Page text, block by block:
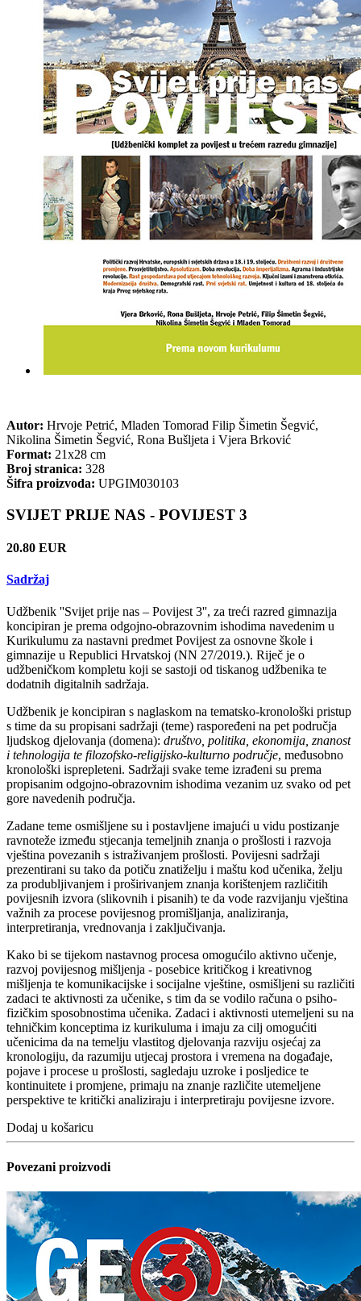
Autor: Hrvoje Petrić, Mladen Tomorad Filip Šimetin Šegvić,
Nikolina Šimetin Šegvić, Rona Bušljeta i Vjera Brković
Format: 21x28 cm
Broj stranica: 328
Šifra proizvoda: UPGIM030103
SVIJET PRIJE NAS - POVIJEST 3
20.80 EUR
Sadržaj
Udžbenik ''Svijet prije nas – Povijest 3'', za treći razred gimnazija
koncipiran je prema odgojno-obrazovnim ishodima navedenim u
Kurikulumu za nastavni predmet Povijest za osnovne škole i
gimnazije u Republici Hrvatskoj (NN 27/2019.). Riječ je o
udžbeničkom kompletu koji se sastoji od tiskanog udžbenika te
dodatnih digitalnih sadržaja.
Udžbenik je koncipiran s naglaskom na tematsko-kronološki pristup
s time da su propisani sadržaji (teme) raspoređeni na pet područja
ljudskog djelovanja (domena): društvo, politika, ekonomija, znanost
i tehnologija te filozofsko-religijsko-kulturno područje, međusobno
kronološki isprepleteni. Sadržaji svake teme izrađeni su prema
propisanim odgojno-obrazovnim ishodima vezanim uz svako od pet
gore navedenih područja.
Zadane teme osmišljene su i postavljene imajući u vidu postizanje
ravnoteže između stjecanja temeljnih znanja o prošlosti i razvoja
vještina povezanih s istraživanjem prošlosti. Povijesni sadržaji
prezentirani su tako da potiču znatiželju i maštu kod učenika, želju
za produbljivanjem i proširivanjem znanja korištenjem različitih
povijesnih izvora (slikovnih i pisanih) te da vode razvijanju vještina
važnih za procese povijesnog promišljanja, analiziranja,
interpretiranja, vrednovanja i zaključivanja.
Kako bi se tijekom nastavnog procesa omogućilo aktivno učenje,
razvoj povijesnog mišljenja - posebice kritičkog i kreativnog
mišljenja te komunikacijske i socijalne vještine, osmišljeni su različiti
zadaci te aktivnosti za učenike, s tim da se vodilo računa o psiho-
fizičkim sposobnostima učenika. Zadaci i aktivnosti utemeljeni su na
tehničkim konceptima iz kurikuluma i imaju za cilj omogućiti
učenicima da na temelju vlastitog djelovanja razviju osjećaj za
kronologiju, da razumiju utjecaj prostora i vremena na događaje,
pojave i procese u prošlosti, sagledaju uzroke i posljedice te
kontinuitete i promjene, primaju na znanje različite utemeljene
perspektive te kritički analiziraju i interpretiraju povijesne izvore.
Dodaj u košaricu
Povezani proizvodi